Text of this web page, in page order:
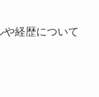
経歴について